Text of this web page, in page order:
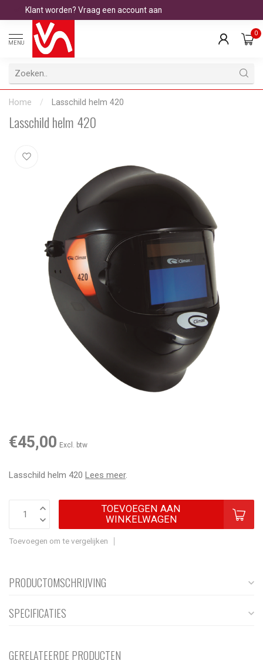
Klant worden? Vraag een account aan
MENU
0
Home / Lasschild helm 420
Lasschild helm 420
€45,00 Excl. btw
Lasschild helm 420 Lees meer.
TOEVOEGEN AAN
WINKELWAGEN
Toevoegen om te vergelijken
PRODUCTOMSCHRIJVING
SPECIFICATIES
GERELATEERDE PRODUCTEN